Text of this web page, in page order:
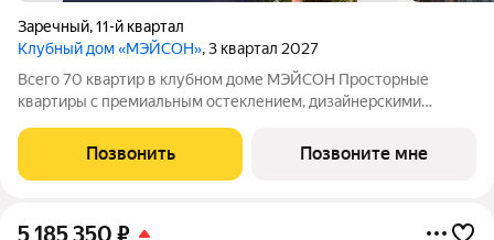
Заречный,11-й квартал
Клубный дом «МЭЙСОН», 3 квартал 2027
Всего 70 квартир в клубном доме МЭЙСОН Просторные
квартиры с премиальным остеклением, дизайнерскими
клубного дома: Закрытая территория с охраной 24/7,Позвонить Позвоните мне
5 185 350 ₽